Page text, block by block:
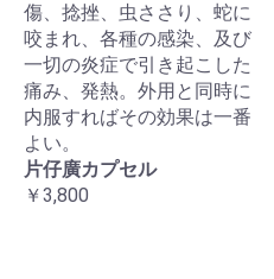
傷、捻挫、虫ささり、蛇に
咬まれ、各種の感染、及び
一切の炎症で引き起こした
痛み、発熱。外用と同時に
内服すればその効果は一番
よい。
片仔廣カプセル
￥3,800